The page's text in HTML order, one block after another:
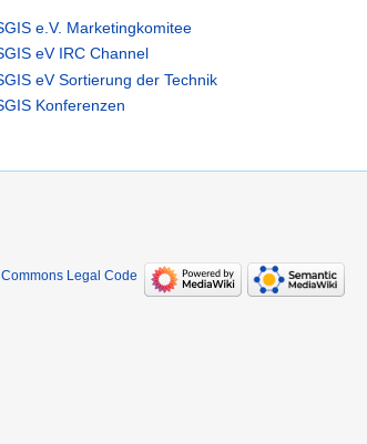
e.V. Marketingkomitee
eV IRC Channel
eV Sortierung der Technik
Konferenzen